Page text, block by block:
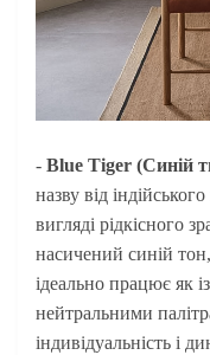
- Blue Tiger (Синій
назву від
вигляді рідкісного
насичений синій
ідеально працює як
нейтральними
індивідуальність і